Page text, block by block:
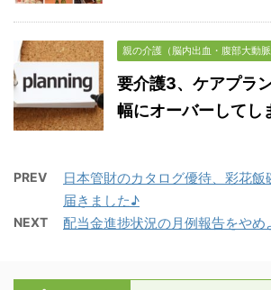
親の介護（脳内出血・腹部大動脈
要介護3、ケアプラ
幅にオーバーしてし
PREV
日本管財のカタログ優待、彩花
届きました♪
NEXT 配当金進捗状況の月例報告をやめ